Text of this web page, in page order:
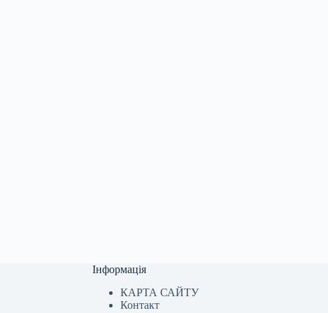
Інформація
КАРТА САЙТУ
Контакт